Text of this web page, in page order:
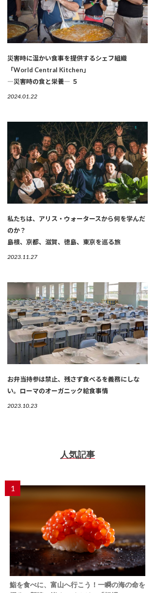
災害時に温かい食事を提供するシェフ組織
「World Central Kitchen」
―災害時の食と栄養― ５
2024.01.22
私たちは、アリス・ウォータースから何を学んだ
のか？
島根、京都、滋賀、徳島、東京を巡る旅
2023.11.27
お弁当持参は禁止、残さず食べるを義務にしな
い。ローマのオーガニック給食事情
2023.10.23
人気記事
1
鮨を食べに、富山へ行こう！一瞬の海の命を